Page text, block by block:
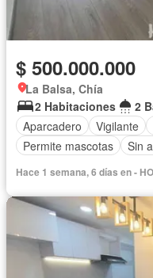
$ 500.000.000
La Balsa, Chía
2 Habitaciones
2
Aparcadero
Vigilante
Permite mascotas
Sin
Hace 1 semana, 6 días en -